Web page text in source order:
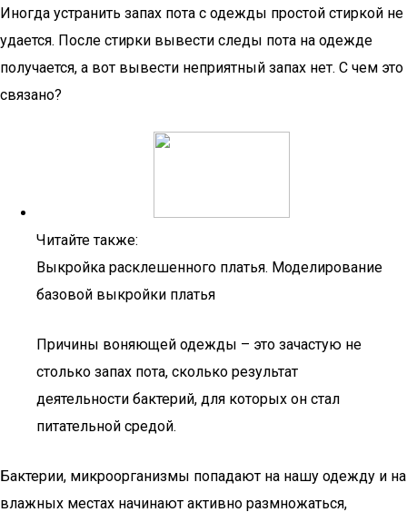
Иногда устранить запах пота с одежды простой стиркой не
удается. После стирки вывести следы пота на одежде
получается, а вот вывести неприятный запах нет. С чем это
связано?
Читайте также:
Выкройка расклешенного платья. Моделирование
базовой выкройки платья
Причины воняющей одежды – это зачастую не
столько запах пота, сколько результат
деятельности бактерий, для которых он стал
питательной средой.
Бактерии, микроорганизмы попадают на нашу одежду и на
влажных местах начинают активно размножаться,